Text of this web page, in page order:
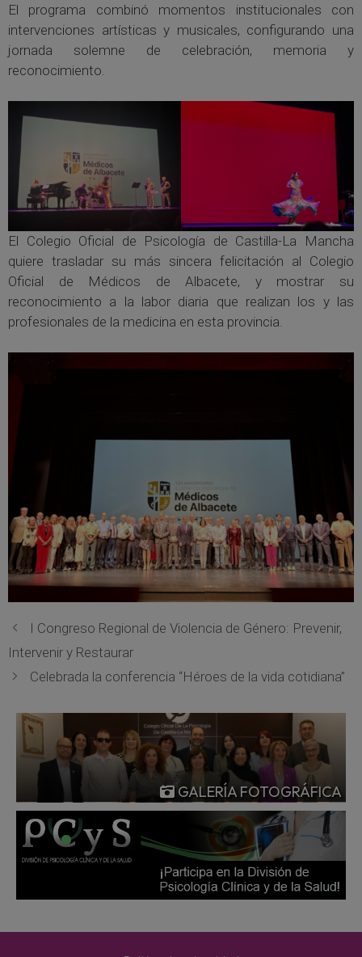
El programa combinó momentos institucionales con
intervenciones artísticas y musicales, configurando una
jornada solemne de celebración, memoria y
reconocimiento.
El Colegio Oficial de Psicología de Castilla-La Mancha
quiere trasladar su más sincera felicitación al Colegio
Oficial de Médicos de Albacete, y mostrar su
reconocimiento a la labor diaria que realizan los y las
profesionales de la medicina en esta provincia.
I Congreso Regional de Violencia de Género: Prevenir,
Intervenir y Restaurar
Celebrada la conferencia “Héroes de la vida cotidiana”
GALERÍA FOTOGRÁFICA